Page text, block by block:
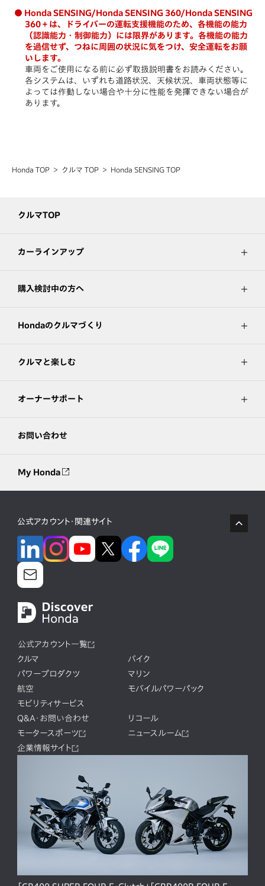
Honda SENSING/Honda SENSING 360/Honda SENSING
360＋は、ドライバーの運転支援機能のため、各機能の能力
（認識能力・制御能力）には限界があります。各機能の能力
を過信せず、つねに周囲の状況に気をつけ、安全運転をお願
いします。
車両をご使用になる前に必ず取扱説明書をお読みください。
各システムは、いずれも道路状況、天候状況、車両状態等に
よっては作動しない場合や十分に性能を発揮できない場合が
あります。
Honda TOP クルマ TOP Honda SENSING TOP
クルマTOP
カーラインアップ
購入検討中の方へ
Hondaのクルマづくり
クルマと楽しむ
オーナーサポート
お問い合わせ
My Honda
公式アカウント・関連サイト
公式アカウント一覧
クルマ
バイク
パワープロダクツ
マリン
航空
モバイルパワーパック
モビリティサービス
Q&A・お問い合わせ
リコール
モータースポーツ
ニュースルーム
企業情報サイト